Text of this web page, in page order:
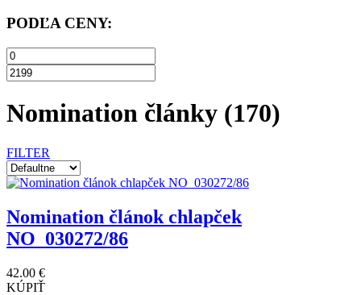
PODĽA CENY:
Nomination články (170)
FILTER
Nomination článok chlapček
NO_030272/86
42.00 €
KÚPIŤ